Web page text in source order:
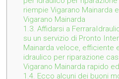
riempie Vigarano Mainarda
Vigarano Mainarda
1.3. Affidarsi a
su un servizio di Pronto
Mainarda veloce, efficiente
idraulico per riparazione
Vigarano Mainarda rapido
1.4. Ecco alcuni dei buoni